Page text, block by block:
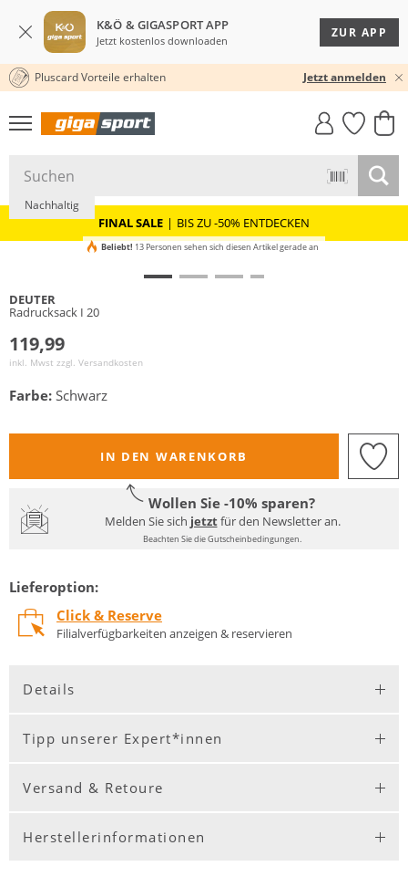
K&Ö & GIGASPORT APP
Jetzt kostenlos downloaden
ZUR APP
30 TAGE RÜCKGABERECHT
Pluscard Vorteile erhalten Jetzt anmelden
GIGASTYLE
FAHRRAD­
MUST-HAVE
FINAL SALE | BIS ZU -50% ENTDECKEN
Nachhaltig
Beliebt! 13 Personen sehen sich diesen Artikel gerade an
DEUTER
Radrucksack I 20
119,99
inkl. Mwst zzgl. Versandkosten
Farbe: Schwarz
IN DEN WARENKORB
Wollen Sie -10% sparen?
Melden Sie sich jetztfür den Newsletter an.
Beachten Sie die Gutscheinbedingungen.
Lieferoption:
Click & Reserve
Filialverfügbarkeiten anzeigen & reservieren
Details
Tipp unserer Expert*innen
Versand & Retoure
Herstellerinformationen